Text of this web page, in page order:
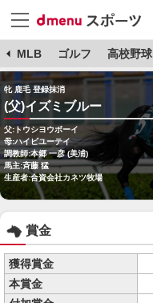
MLB ゴルフ 高校野球
牝 鹿毛 登録抹消
(父)イズミブルー
父:トウシヨウボーイ
母:ハイビユーテイ
調教師:本郷 一彦 (美浦)
馬主:斉藤 猛
生産者:合資会社カネツ牧場
賞金
獲得賞金
本賞金